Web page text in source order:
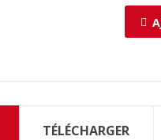
TÉLÉCHARGER